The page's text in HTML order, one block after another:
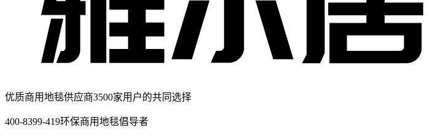
优质商用地毯供应商3500家用户的共同选择
400-8399-419环保商用地毯倡导者